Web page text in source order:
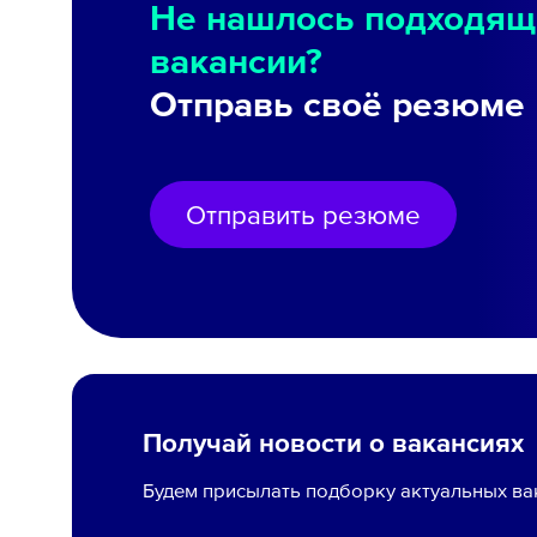
Не нашлось
вакансии?
Отправь своё резюме
Отправить резюме
Получай новости о вакансиях
Будем присылать подборку актуальных